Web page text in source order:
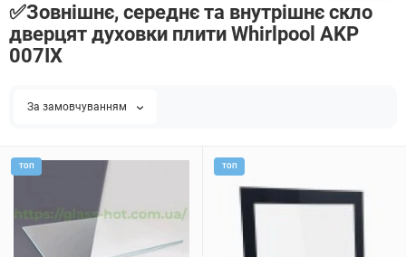
✅Зовнішнє, середнє та внутрішнє скло
дверцят духовки плити Whirlpool AKP
007IX
За замовчуванням
ТОП ТОП